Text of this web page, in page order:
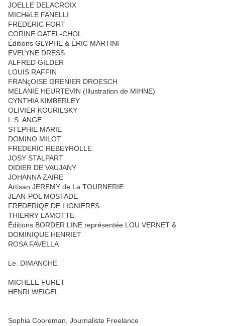
JOELLE DELACROIX
MICHèLE FANELLI
FREDERIC FORT
CORINE GATEL-CHOL
Éditions GLYPHE & ÉRIC MARTINI
EVELYNE DRESS
ALFRED GILDER
LOUIS RAFFIN
FRANçOISE GRENIER DROESCH
MELANIE HEURTEVIN (Illustration de MIHNE)
CYNTHIA KIMBERLEY
OLIVIER KOURILSKY
L.S. ANGE
STEPHIE MARIE
DOMINO MILOT
FREDERIC REBEYROLLE
JOSY STALPART
DIDIER DE VAUJANY
JOHANNA ZAIRE
Artisan JEREMY de La TOURNERIE
JEAN-POL MOSTADE
FREDERIQE DE LIGNIERES
THIERRY LAMOTTE
Éditions BORDER LINE représentée LOU VERNET &
DOMINIQUE HENRIET
ROSA FAVELLA
Le. DIMANCHE
MICHELE FURET
HENRI WEIGEL
Sophia Cooreman, Journaliste Freelance